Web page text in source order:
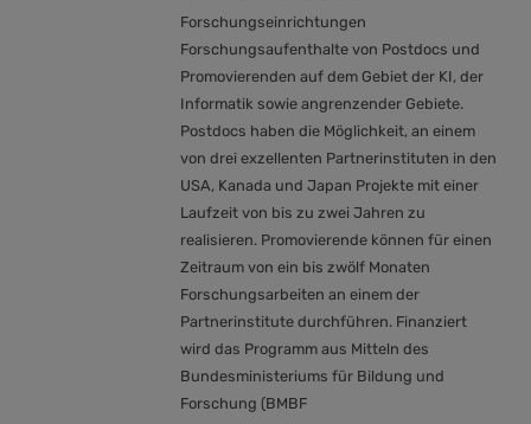
Forschungseinrichtungen
Forschungsaufenthalte von Postdocs und
Promovierenden auf dem Gebiet der KI, der
Informatik sowie angrenzender Gebiete.
Postdocs haben die Möglichkeit, an einem
von drei exzellenten Partnerinstituten in den
USA, Kanada und Japan Projekte mit einer
Laufzeit von bis zu zwei Jahren zu
realisieren. Promovierende können für einen
Zeitraum von ein bis zwölf Monaten
Forschungsarbeiten an einem der
Partnerinstitute durchführen. Finanziert
wird das Programm aus Mitteln des
Bundesministeriums für Bildung und
Forschung (BMBF